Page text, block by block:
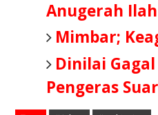
Anugerah
Mimbar;
Dinilai
Pengeras